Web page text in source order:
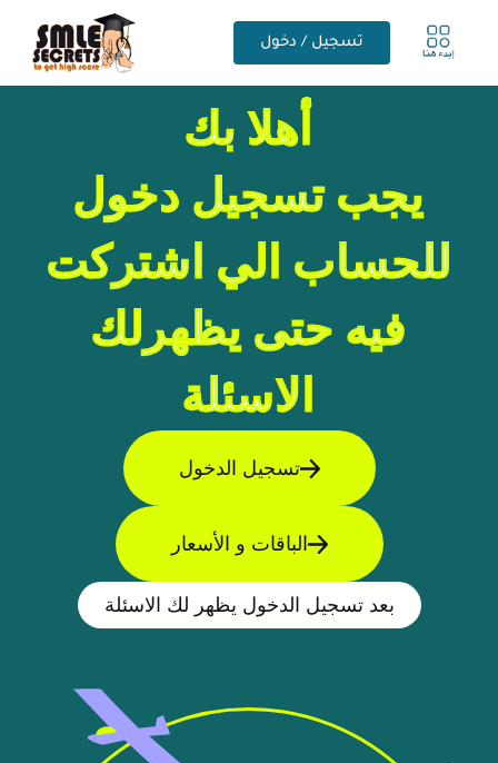
تسجيل / دخول
أهلا بك
يجب تسجيل دخول
للحساب الي اشتركت
فيه حتى يظهرلك
الاسئلة
تسجيل الدخول
الباقات و الأسعار
بعد تسجيل الدخول يظهر لك الاسئلة